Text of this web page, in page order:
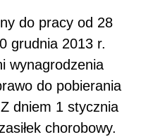
do pracy od 28
grudnia 2013 r.
wynagrodzenia
do pobierania
dniem 1 stycznia
chorobowy.